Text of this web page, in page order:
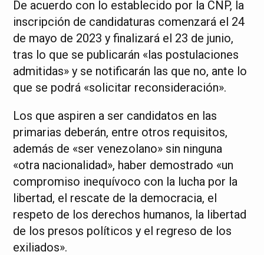
De acuerdo con lo establecido por la CNP, la
inscripción de candidaturas comenzará el 24
de mayo de 2023 y finalizará el 23 de junio,
tras lo que se publicarán «las postulaciones
admitidas» y se notificarán las que no, ante lo
que se podrá «solicitar reconsideración».
Los que aspiren a ser candidatos en las
primarias deberán, entre otros requisitos,
además de «ser venezolano» sin ninguna
«otra nacionalidad», haber demostrado «un
compromiso inequívoco con la lucha por la
libertad, el rescate de la democracia, el
respeto de los derechos humanos, la libertad
de los presos políticos y el regreso de los
exiliados».